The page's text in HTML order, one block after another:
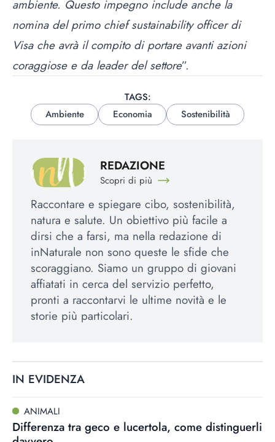
ambiente. Questo impegno include anche la
nomina del primo chief sustainability officer di
Visa che avrà il compito di portare avanti azioni
coraggiose e da leader del settore”.
TAGS:
Ambiente
Economia Sostenibilità
REDAZIONE
Scopri di più
Raccontare e spiegare cibo, sostenibilità,
natura e salute. Un obiettivo più facile a
dirsi che a farsi, ma nella redazione di
inNaturale non sono queste le sfide che
scoraggiano. Siamo un gruppo di giovani
affiatati in cerca del servizio perfetto,
pronti a raccontarvi le ultime novità e le
storie più particolari.
IN EVIDENZA
ANIMALI
Differenza tra geco e lucertola, come distinguerli